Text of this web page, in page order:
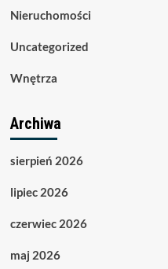
Nieruchomości
Uncategorized
Wnętrza
Archiwa
sierpień 2026
lipiec 2026
czerwiec 2026
maj 2026